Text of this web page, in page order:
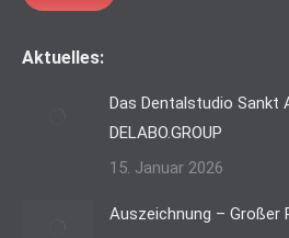
Aktuelles:
Das Dentalstudio Sankt
DELABO.GROUP
15. Januar 2026
Auszeichnung – Großer